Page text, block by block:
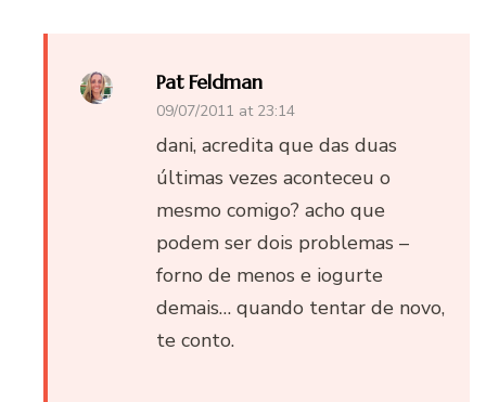
Pat Feldman
09/07/2011 at 23:14
dani, acredita que das duas
últimas vezes aconteceu o
mesmo comigo? acho que
podem ser dois problemas –
forno de menos e iogurte
demais… quando tentar de novo,
te conto.